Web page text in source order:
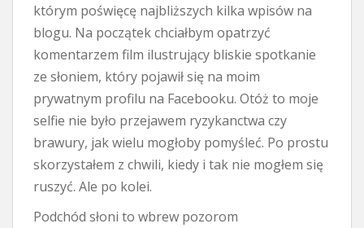
którym poświęcę najbliższych kilka wpisów na
blogu. Na początek chciałbym opatrzyć
komentarzem film ilustrujący bliskie spotkanie
ze słoniem, który pojawił się na moim
prywatnym profilu na Facebooku. Otóż to moje
selfie nie było przejawem ryzykanctwa czy
brawury, jak wielu mogłoby pomyśleć. Po prostu
skorzystałem z chwili, kiedy i tak nie mogłem się
ruszyć. Ale po kolei.
Podchód słoni to wbrew pozorom